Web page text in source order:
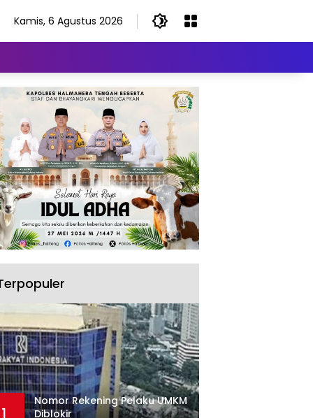
Kamis, 6 Agustus 2026
Nomor Rekening Pelaku UMKM
Diblokir